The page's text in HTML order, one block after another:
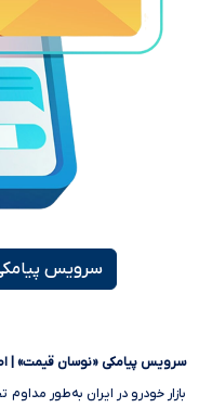
سرویس
سرویس پیامکی «نوسان قیمت» |
بازار خودرو در ایران به‌طور